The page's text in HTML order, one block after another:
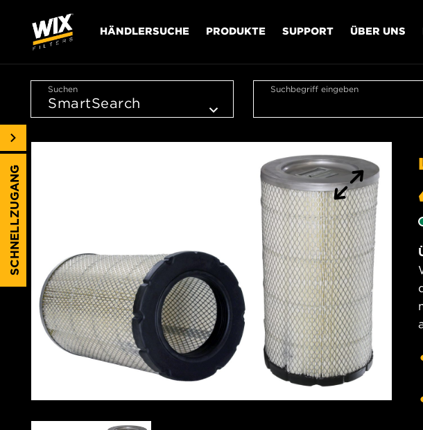
HÄNDLERSUCHE PRODUKTE SUPPORT ÜBER UNS
Suchen Suchbegriff eingeben
SCHNELLZUGANG